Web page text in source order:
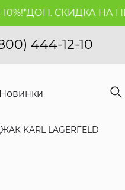
ДОП. СКИДКА НА
444-12-10
Новинки
KARL LAGERFELD